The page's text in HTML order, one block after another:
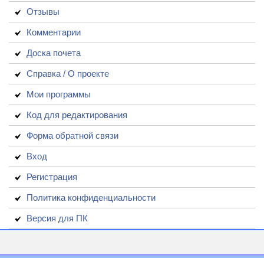
Отзывы
Комментарии
Доска почета
Справка / О проекте
Мои программы
Код для редактирования
Форма обратной связи
Вход
Регистрация
Политика конфиденциальности
Версия для ПК